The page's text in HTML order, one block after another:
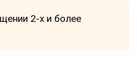
2-х и более